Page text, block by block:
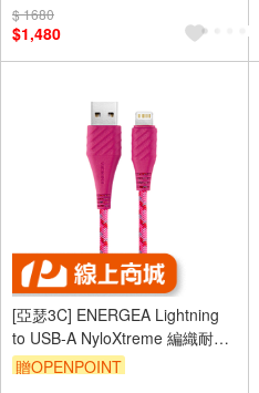
$ 1680
$1,480
[亞瑟3C] ENERGEA Lightning
to USB-A NyloXtreme 編織耐彎
折快速充電線 1.5M-粉色
贈OPENPOINT